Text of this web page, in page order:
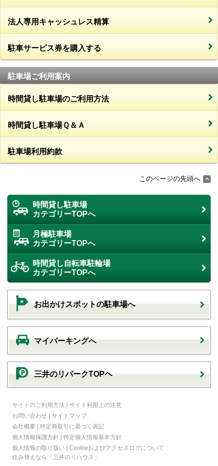
法人専用キャッシュレス精算
駐車サービス券を購入する
駐車場ご利用案内
時間貸し駐車場のご利用方法
時間貸し駐車場Ｑ＆Ａ
駐車場利用約款
このページの先頭へ
時間貸し駐車場
カテゴリーTOPへ
月極駐車場
カテゴリーTOPへ
時間貸し自転車駐輪場
カテゴリーTOPへ
お出かけスポットの駐車場へ
マイパーキングへ
三井のリパークTOPヘ
サイトのご利用方法 | サイト利用上の注意
お問い合わせ | サイトマップ
会社概要 | 特定商取引に基づく表記
個人情報保護方針 | 特定個人情報基本方針
個人情報の取り扱い | Cookieおよびアクセスログについて
住み替えなら
「三井のリハウス」